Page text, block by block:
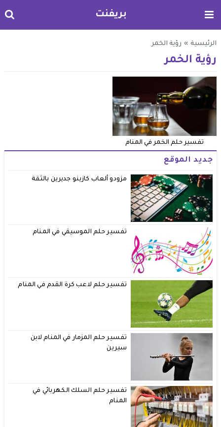
بريفنت
الرئيسية » رؤية الخمر
رؤية الخمر
تفسير حلم الخمر في المنام
جديد الموقع
مزودو ألعاب كازينو جديرين بالثقة
تفسير حلم الموسيقي في المنام
تفسير حلم لاعب كرة القدم في المنام
تفسير حلم المزمار في المنام لابن
سيرين
تفسير حلم السلك الكهربائي في
المنام